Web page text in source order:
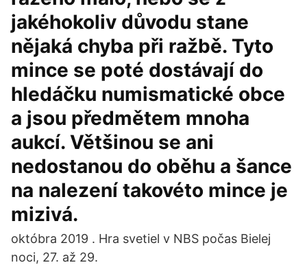
jakéhokoliv důvodu stane
nějaká chyba při ražbě. Tyto
mince se poté dostávají do
hledáčku numismatické obce
a jsou předmětem mnoha
aukcí. Většinou se ani
nedostanou do oběhu a šance
na nalezení takovéto mince je
mizivá.
októbra 2019 . Hra svetiel v NBS počas Bielej
noci, 27. až 29.